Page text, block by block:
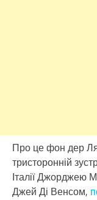
Про це фон дер
тристоронній
Італії Джорджею
Джей Ді Венсом,